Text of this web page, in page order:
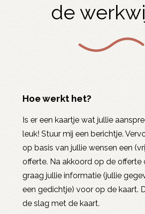
de
Hoe werkt het?
Is er een kaartje wat jullie
leuk! Stuur mij een berichtje.
op basis van jullie wensen een
offerte. Na akkoord op de offerte
graag jullie informatie (jullie
een gedichtje) voor op de kaart.
de slag met de kaart.